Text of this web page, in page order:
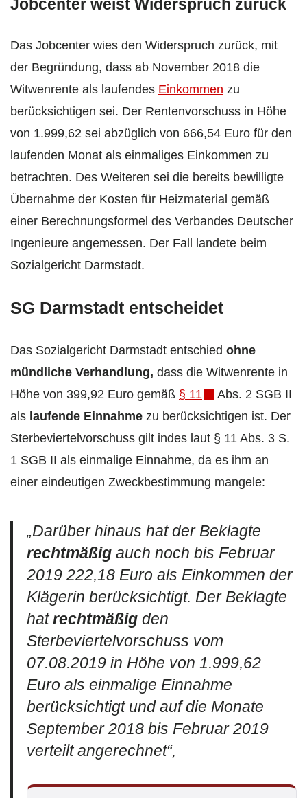
Jobcenter weist Widerspruch zurück
Das Jobcenter wies den Widerspruch zurück, mit
der Begründung, dass ab November 2018 die
Witwenrente als laufendes Einkommen zu
berücksichtigen sei. Der Rentenvorschuss in Höhe
von 1.999,62 sei abzüglich von 666,54 Euro für den
laufenden Monat als einmaliges Einkommen zu
betrachten. Des Weiteren sei die bereits bewilligte
Übernahme der Kosten für Heizmaterial gemäß
einer Berechnungsformel des Verbandes Deutscher
Ingenieure angemessen. Der Fall landete beim
Sozialgericht Darmstadt.
SG Darmstadt entscheidet
Das Sozialgericht Darmstadt entschied ohne
mündliche Verhandlung, dass die Witwenrente in
Höhe von 399,92 Euro gemäß § 11
Abs. 2 SGB II
als laufende Einnahme zu berücksichtigen ist. Der
Sterbeviertelvorschuss gilt indes laut § 11 Abs. 3 S.
1 SGB II als einmalige Einnahme, da es ihm an
einer eindeutigen Zweckbestimmung mangele:
„Darüber hinaus hat der Beklagte
rechtmäßig auch noch bis Februar
2019 222,18 Euro als Einkommen der
Klägerin berücksichtigt. Der Beklagte
hat rechtmäßig den
Sterbeviertelvorschuss vom
07.08.2019 in Höhe von 1.999,62
Euro als einmalige Einnahme
berücksichtigt und auf die Monate
September 2018 bis Februar 2019
verteilt angerechnet“,